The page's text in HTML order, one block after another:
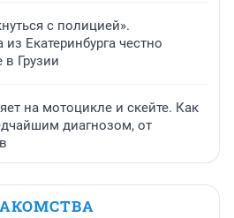
с полицией».
Екатеринбурга честно
в Грузии
на мотоцикле и скейте. Как
диагнозом, от